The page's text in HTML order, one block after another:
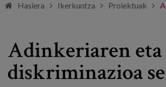
Hasiera Ikerkuntza Proiektuak
Adinkeriaren eta
diskriminazioa